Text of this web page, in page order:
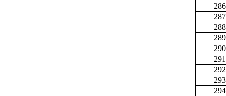
286
287
288
289
290
291
292
293
294